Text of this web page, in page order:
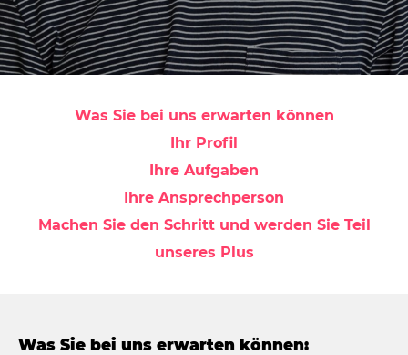
Was Sie bei uns erwarten können
Ihr Profil
Ihre Aufgaben
Ihre Ansprechperson
Machen Sie den Schritt und werden Sie Teil
unseres Plus
Was Sie bei uns erwarten können: